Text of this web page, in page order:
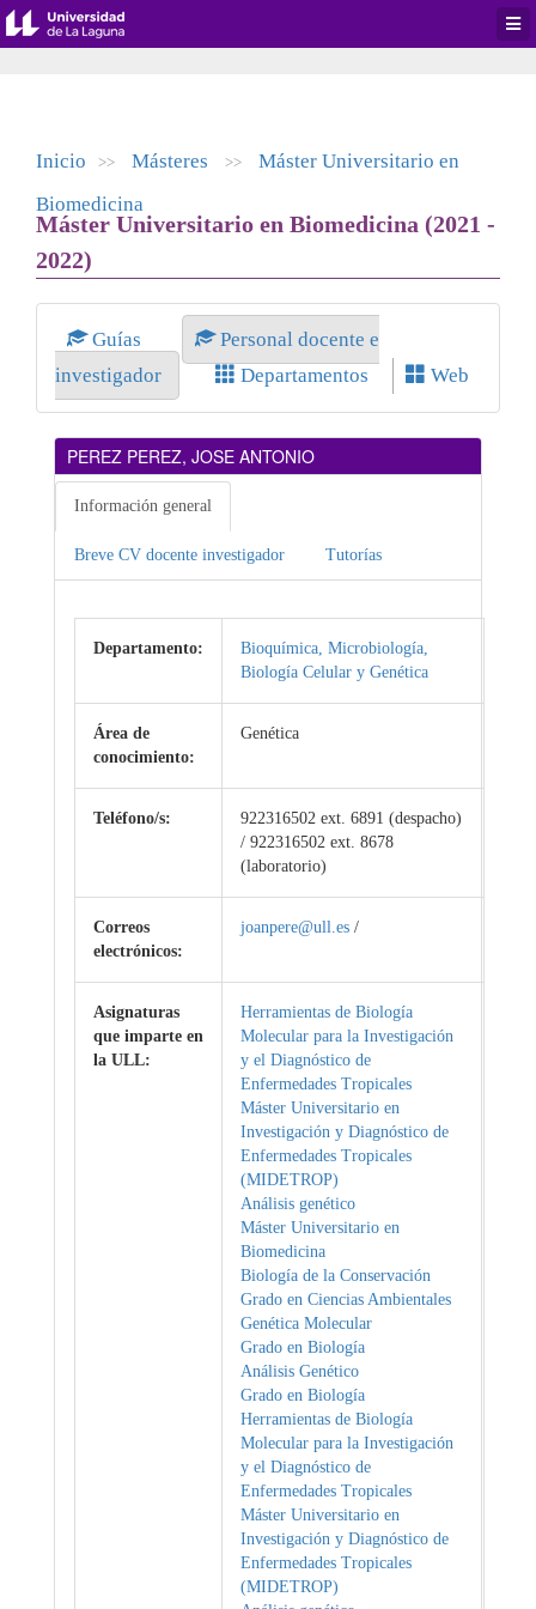
Inicio >> Másteres >>
Máster Universitario en
Biomedicina
Máster Universitario en Biomedicina (2021 -
2022)
Guías
Personal docente e
investigador
Departamentos Web
PEREZ PEREZ, JOSE ANTONIO
Información general
Breve CV docente investigador Tutorías
Departamento:
Bioquímica, Microbiología,
Biología Celular y Genética
Área de
conocimiento:
Genética
Teléfono/s:
922316502 ext. 6891 (despacho)
/ 922316502 ext. 8678
(laboratorio)
Correos
electrónicos:
joanpere@ull.es /
Asignaturas
que imparte en
la ULL:
Herramientas de Biología
Molecular para la Investigación
y el Diagnóstico de
Enfermedades Tropicales
Máster Universitario en
Investigación y Diagnóstico de
Enfermedades Tropicales
(MIDETROP)
Análisis genético
Máster Universitario en
Biomedicina
Biología de la Conservación
Grado en Ciencias Ambientales
Genética Molecular
Grado en Biología
Análisis Genético
Grado en Biología
Herramientas de Biología
Molecular para la Investigación
y el Diagnóstico de
Enfermedades Tropicales
Máster Universitario en
Investigación y Diagnóstico de
Enfermedades Tropicales
(MIDETROP)